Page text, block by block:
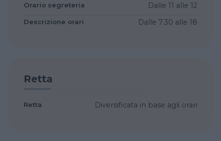
Orario segreteria Dalle 11 alle 12
Descrizione orari Dalle 7.30 alle 18
Retta
Retta Diversificata in base agli orari